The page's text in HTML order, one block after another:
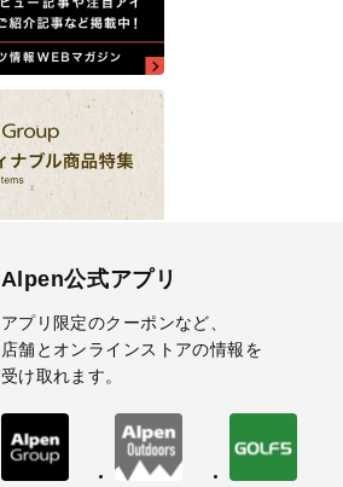
Alpen公式アプリ
アプリ限定のクーポンなど、
店舗とオンラインストアの情報を
受け取れます。